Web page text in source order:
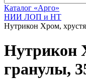
Каталог «Арго»
НИИ ЛОП и НТ
Нутрикон Хром,
Нутрикон
гранулы,